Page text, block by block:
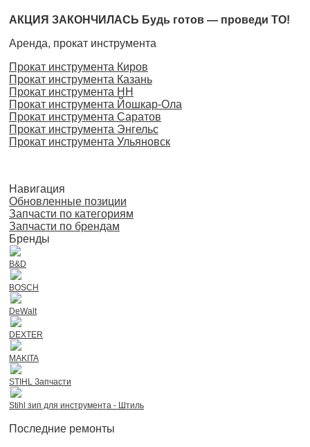
АКЦИЯ ЗАКОНЧИЛАСЬ Будь готов — проведи ТО!
Аренда, прокат инструмента
Прокат инструмента Киров
Прокат инструмента Казань
Прокат инструмента НН
Прокат инструмента Йошкар-Ола
Прокат инструмента Саратов
Прокат инструмента Энгельс
Прокат инструмента Ульяновск
Навигация
Обновленные позиции
Запчасти по категориям
Запчасти по брендам
Бренды
B&D
BOSCH
DeWalt
DEXTER
MAKITA
STIHL Запчасти
Stihl зип для инструмента - Штиль
Последние ремонты